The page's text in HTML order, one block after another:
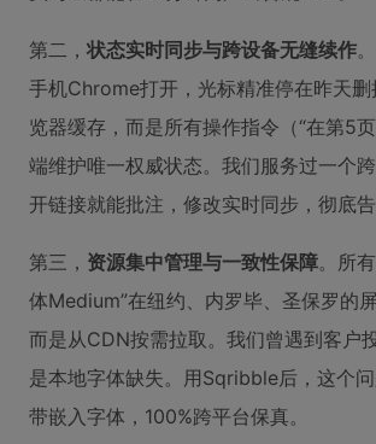
第二， 状态实时同步与跨设备无缝续作
手机Chrome打开，光标精准停在昨天
览器缓存，而是所有操作指令（“在第5
端维护唯一权威状态。我们服务过一个
开链接就能批注，修改实时同步，彻底
第三， 资源集中管理与一致性保障。所
体Medium”在纽约、内罗毕、圣保罗的
而是从CDN按需拉取。我们曾遇到客户
是本地字体缺失。用Sqribble后，这个
带嵌入字体，100%跨平台保真。